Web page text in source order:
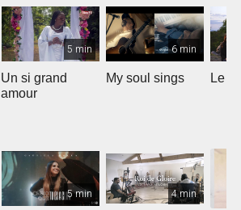
5 min
Un si grand
amour
6 min
My soul sings Le
5 min 4 min